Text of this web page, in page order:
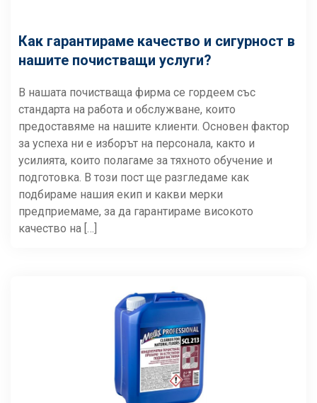
Как гарантираме качество и сигурност в
нашите почистващи услуги?
В нашата почистваща фирма се гордеем със
стандарта на работа и обслужване, които
предоставяме на нашите клиенти. Основен фактор
за успеха ни е изборът на персонала, както и
усилията, които полагаме за тяхното обучение и
подготовка. В този пост ще разгледаме как
подбираме нашия екип и какви мерки
предприемаме, за да гарантираме високото
качество на […]